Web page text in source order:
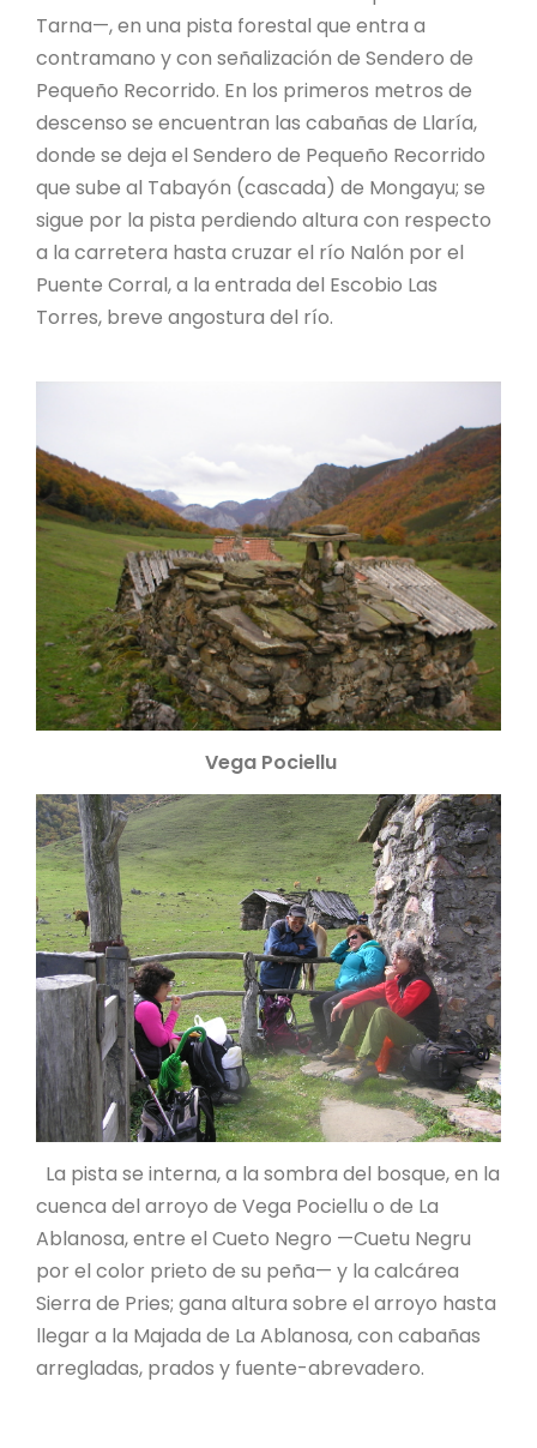
Tarna—, en una pista forestal que entra a
contramano y con señalización de Sendero de
Pequeño Recorrido. En los primeros metros de
descenso se encuentran las cabañas de Llaría,
donde se deja el Sendero de Pequeño Recorrido
que sube al Tabayón (cascada) de Mongayu; se
sigue por la pista perdiendo altura con respecto
a la carretera hasta cruzar el río Nalón por el
Puente Corral, a la entrada del Escobio Las
Torres, breve angostura del río.
Vega Pociellu
La pista se interna, a la sombra del bosque, en la
cuenca del arroyo de Vega Pociellu o de La
Ablanosa, entre el Cueto Negro —Cuetu Negru
por el color prieto de su peña— y la calcárea
Sierra de Pries; gana altura sobre el arroyo hasta
llegar a la Majada de La Ablanosa, con cabañas
arregladas, prados y fuente-abrevadero.